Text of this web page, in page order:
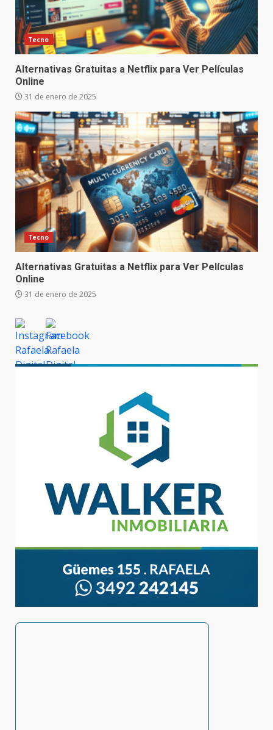
Tecno
Alternativas Gratuitas a Netflix para Ver Películas
Online
31 de enero de 2025
Tecno
Alternativas Gratuitas a Netflix para Ver Películas
Online
31 de enero de 2025